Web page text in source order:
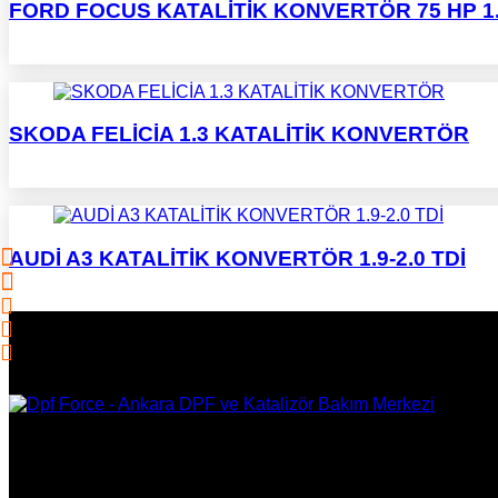
FORD FOCUS KATALİTİK KONVERTÖR 75 HP
SKODA FELİCİA 1.3 KATALİTİK KONVERTÖR
AUDİ A3 KATALİTİK KONVERTÖR 1.9-2.0 TDİ